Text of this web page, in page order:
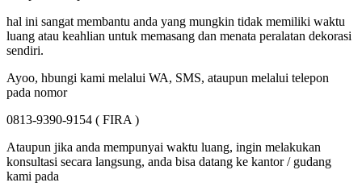
hal ini sangat membantu anda yang mungkin tidak memiliki waktu
luang atau keahlian untuk memasang dan menata peralatan dekorasi
sendiri.
Ayoo, hbungi kami melalui WA, SMS, ataupun melalui telepon
pada nomor
0813-9390-9154 ( FIRA )
Ataupun jika anda mempunyai waktu luang, ingin melakukan
konsultasi secara langsung, anda bisa datang ke kantor / gudang
kami pada